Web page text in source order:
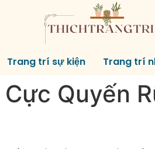
Trang trí sự kiện Trang trí
Quyến